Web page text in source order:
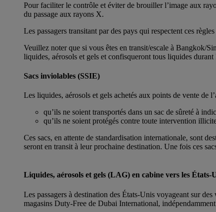
Pour faciliter le contrôle et éviter de brouiller l’image aux
du passage aux rayons X.
Les passagers transitant par des pays qui respectent ces
Veuillez noter que si vous êtes en transit/escale à Bangkok/
liquides, aérosols et gels et confisqueront tous liquides durant
Sacs inviolables (SSIE)
Les liquides, aérosols et gels achetés aux points de vente de
qu’ils ne soient transportés dans un sac de sûreté à
qu’ils ne soient protégés contre toute intervention
Ces sacs, en attente de standardisation internationale, sont
seront en transit à leur prochaine destination. Une fois ces
Liquides, aérosols et gels (LAG) en cabine vers les États-
Les passagers à destination des États-Unis voyageant sur
magasins Duty-Free de Dubai International,